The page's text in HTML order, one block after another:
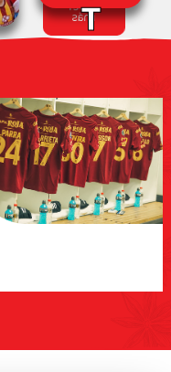
Saber
más
T
O